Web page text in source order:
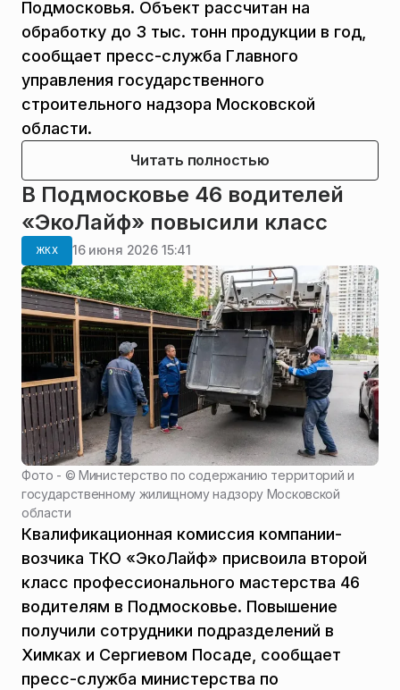
Подмосковья. Объект рассчитан на
обработку до 3 тыс. тонн продукции в год,
сообщает пресс-служба Главного
управления государственного
строительного надзора Московской
области.
Читать полностью
В Подмосковье 46 водителей
«ЭкоЛайф» повысили класс
ЖКХ 16 июня 2026 15:41
Фото - ©Министерство по содержанию территорий и
государственному жилищному надзору Московской
области
Квалификационная комиссия компании-
возчика ТКО «ЭкоЛайф» присвоила второй
класс профессионального мастерства 46
водителям в Подмосковье. Повышение
получили сотрудники подразделений в
Химках и Сергиевом Посаде, сообщает
пресс-служба министерства по